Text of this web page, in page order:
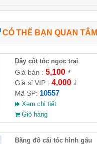
CÓ THỂ BẠN QUAN TÂM
Dây cột tóc ngọc trai
Giá bán : 5,100₫
Giá sỉ VIP : 4,000₫
Mã SP: 10557
Xem chi tiết
Giỏ hàng
Băng đô cái tóc hình gấu